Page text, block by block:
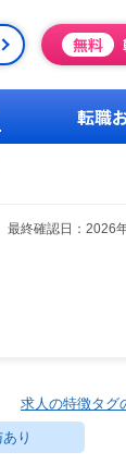
無料
転職
終確認日：2026
求人の特徴タグ
り